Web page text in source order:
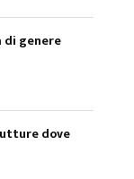
di genere
dove